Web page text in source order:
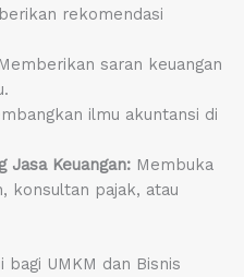
rekomendasi
saran keuangan
ilmu akuntansi di
Jasa Keuangan:Membuka
konsultan pajak, atau
bagi UMKM dan Bisnis